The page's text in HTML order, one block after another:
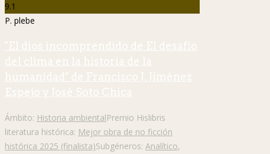
9.1
P. plebe
"El dios incomprendido de El desafío
del clima en la historia de la
humanidad" de Francisco J. Jiménez
Espejo y José Soto Chica
Ámbito: Historia ambientalPremio Hislibris
literatura histórica: Mejor obra de no ficción
histórica 2025 (finalista)Subgéneros: Analítico,